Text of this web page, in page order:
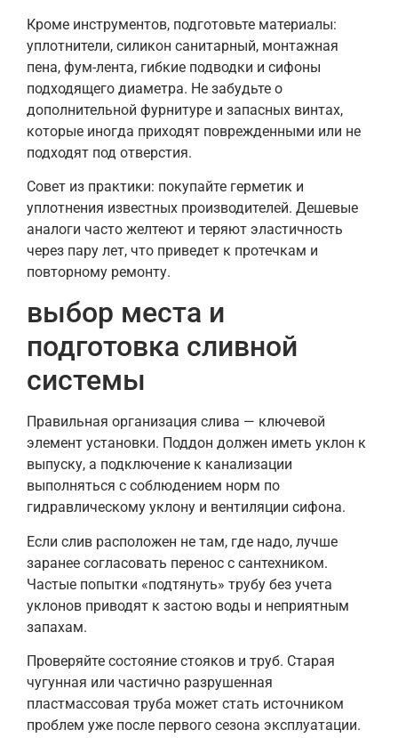
Кроме инструментов, подготовьте материалы:
уплотнители, силикон санитарный, монтажная
пена, фум-лента, гибкие подводки и сифоны
подходящего диаметра. Не забудьте о
дополнительной фурнитуре и запасных винтах,
которые иногда приходят поврежденными или не
подходят под отверстия.
Совет из практики: покупайте герметик и
уплотнения известных производителей. Дешевые
аналоги часто желтеют и теряют эластичность
через пару лет, что приведет к протечкам и
повторному ремонту.
выбор места и
подготовка сливной
системы
Правильная организация слива — ключевой
элемент установки. Поддон должен иметь уклон к
выпуску, а подключение к канализации
выполняться с соблюдением норм по
гидравлическому уклону и вентиляции сифона.
Если слив расположен не там, где надо, лучше
заранее согласовать перенос с сантехником.
Частые попытки «подтянуть» трубу без учета
уклонов приводят к застою воды и неприятным
запахам.
Проверяйте состояние стояков и труб. Старая
чугунная или частично разрушенная
пластмассовая труба может стать источником
проблем уже после первого сезона эксплуатации.